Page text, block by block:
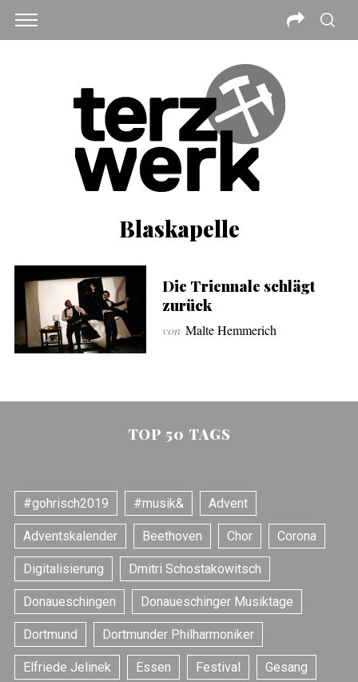
Blaskapelle
Die Triennale schlägt
zurück
von Malte Hemmerich
TOP 50 TAGS
#gohrisch2019 #musik& Advent
Adventskalender Beethoven Chor Corona
Digitalisierung Dmitri Schostakowitsch
Donaueschingen Donaueschinger Musiktage
Dortmund Dortmunder Philharmoniker
Elfriede Jelinek Essen Festival Gesang